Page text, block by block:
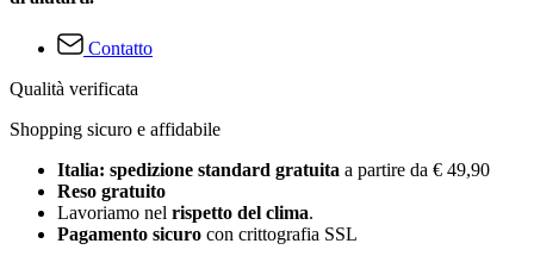
Contatto
Qualità verificata
Shopping sicuro e affidabile
Italia: spedizione standard gratuita a partire da € 49,90
Reso gratuito
Lavoriamo nel rispetto del clima.
Pagamento sicuro con crittografia SSL